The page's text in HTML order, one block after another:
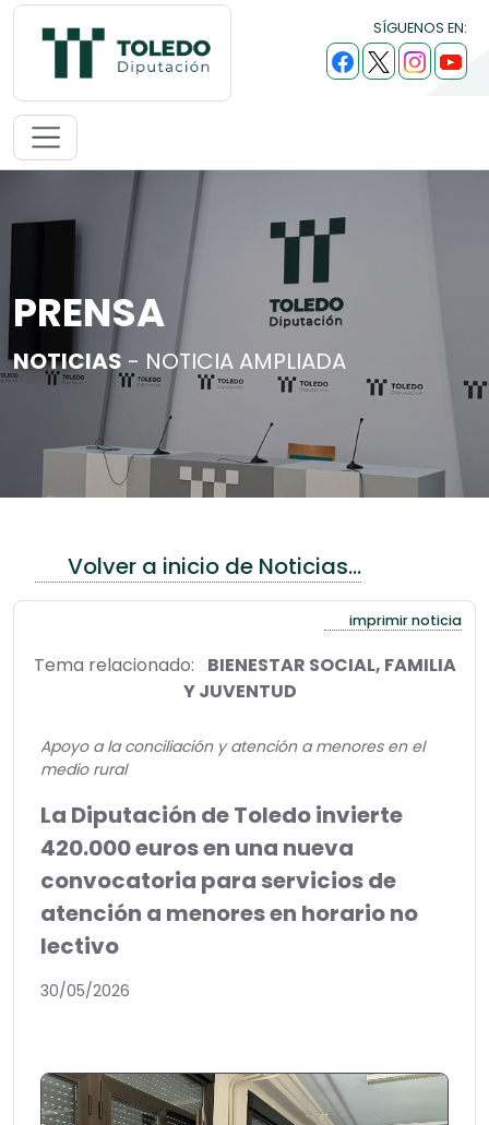
SÍGUENOS EN:
PRENSA
NOTICIAS - NOTICIA AMPLIADA
Volver a inicio de Noticias...
imprimir noticia
Tema relacionado:
BIENESTAR SOCIAL, FAMILIA
Y JUVENTUD
Apoyo a la conciliación y atención a menores en el
medio rural
La Diputación de Toledo invierte
420.000 euros en una nueva
convocatoria para servicios de
atención a menores en horario no
lectivo
30/05/2026